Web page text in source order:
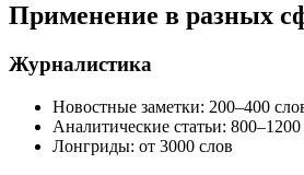
Применение в разных
Журналистика
Новостные заметки: 200–400
Аналитические статьи: 800–1200
Лонгриды: от 3000 слов